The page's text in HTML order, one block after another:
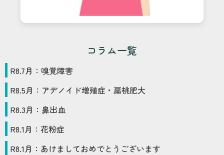
コラム一覧
R8.7月： 嗅覚障害
R8.5月： アデノイド増殖症・扁桃肥大
R8.3月： 鼻出血
R8.1月： 花粉症
R8.1月： あけましておめでとうございます